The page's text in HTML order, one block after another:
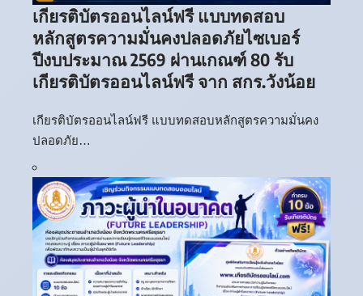
เกียรติบัตรออนไลน์ฟรี แบบทดสอบ
หลักสูตรความมั่นคงปลอดภัยไซเบอร์
ปีงบประมาณ 2569 ผ่านเกณฑ์ 80 รับ
เกียรติบัตรออนไลน์ฟรี จาก สกร.วังน้อย
เกียรติบัตรออนไลน์ฟรี แบบทดสอบหลักสูตรความมั่นคง
ปลอดภัย…